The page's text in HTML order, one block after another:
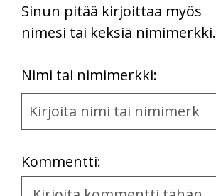
Sinun pitää kirjoittaa myös
nimesi tai keksiä nimimerkki.
Nimi tai nimimerkki:
Name
and
Kommentti:
Kommentti